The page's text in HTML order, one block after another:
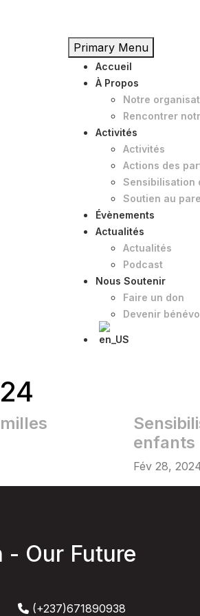
Primary Menu
Accueil
À Propos
Notre
Rencontrer
Activités
Activités
Actions des
Sensibilisation
Soutien au
Évènements
Actualités
Actualités
Podcast
Nous Soutenir
Faire un don
Devenir
enfants
Fév 28,
- Our Future
(+237)671890938